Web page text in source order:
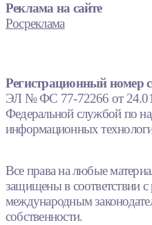
Реклама на сайте
Росреклама
Регистрационный номер
ЭЛ № ФС 77-72266 от
Федеральной службой по
информационных
Все права на любые
защищены в соответствии с
международным
собственности.